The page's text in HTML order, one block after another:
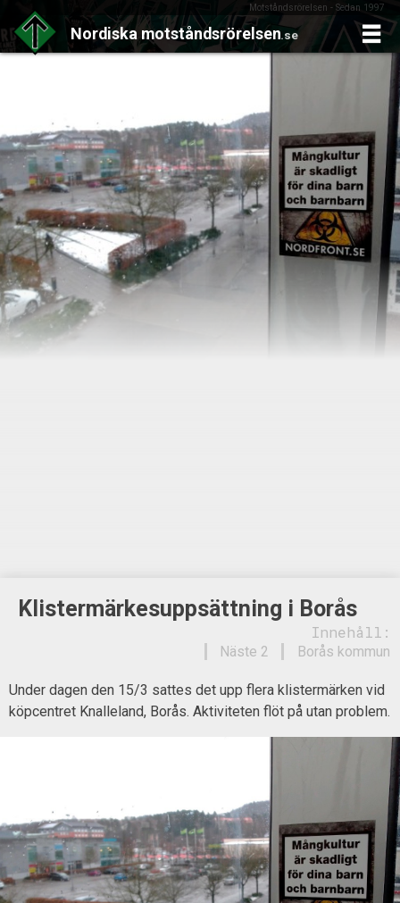
Motståndsrörelsen - Sedan 1997
Nordiska motståndsrörelsen.se
Klistermärkesuppsättning i Borås
Innehåll:
Borås kommun
Näste 2
Under dagen den 15/3 sattes det upp flera klistermärken vid
köpcentret Knalleland, Borås. Aktiviteten flöt på utan problem.